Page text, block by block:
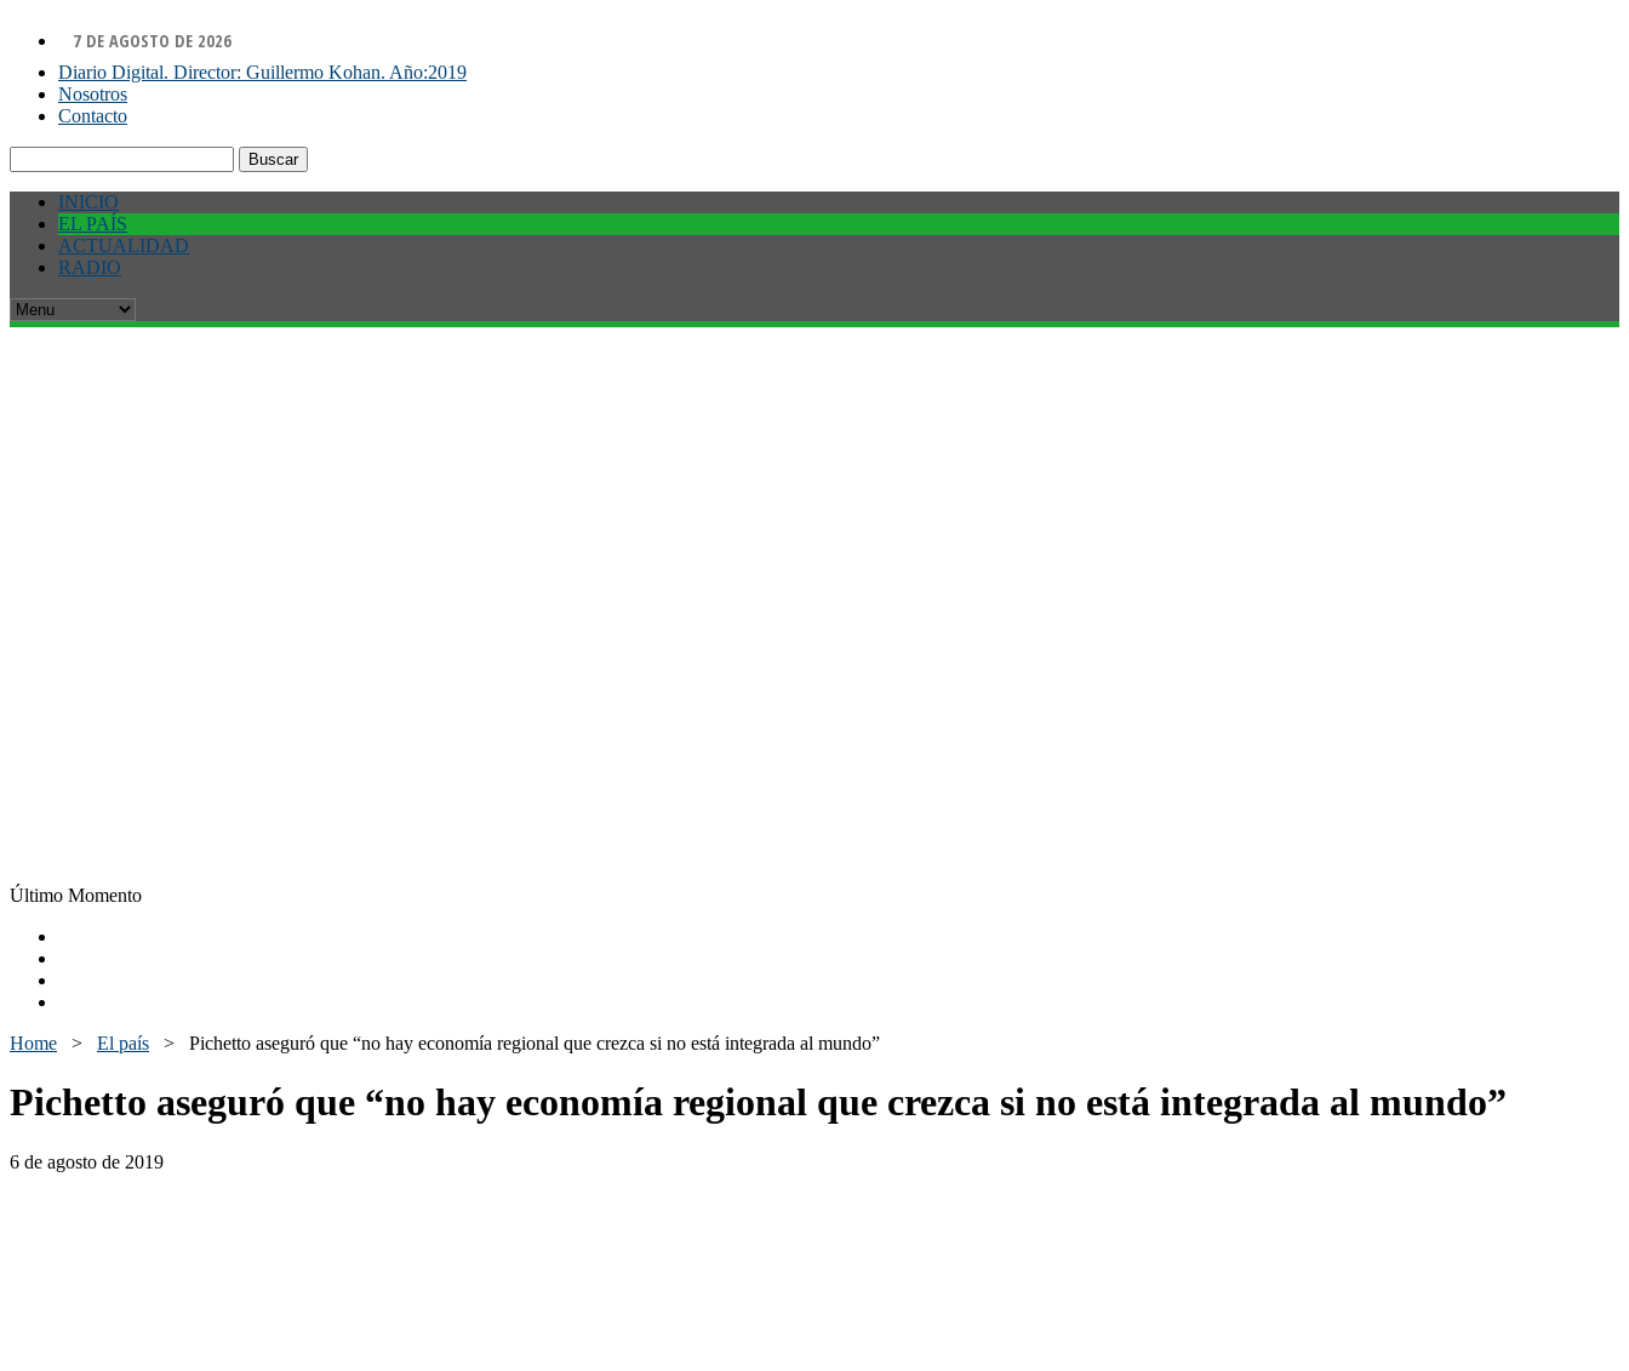
7 DE AGOSTO DE 2026
Diario Digital. Director: Guillermo Kohan. Año:2019
Nosotros
Contacto
INICIO
EL PAÍS
ACTUALIDAD
RADIO
Último Momento
Home > El país > Pichetto aseguró que “no hay economía regional que crezca si no está integrada al mundo”
Pichetto aseguró que “no hay economía regional que crezca si no está integrada al mundo”
6 de agosto de 2019